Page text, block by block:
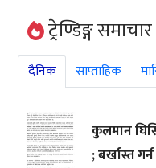
ट्रेण्डिङ्ग समाचार
दैनिक साप्ताहिक
कुलमान
; बर्खास्त